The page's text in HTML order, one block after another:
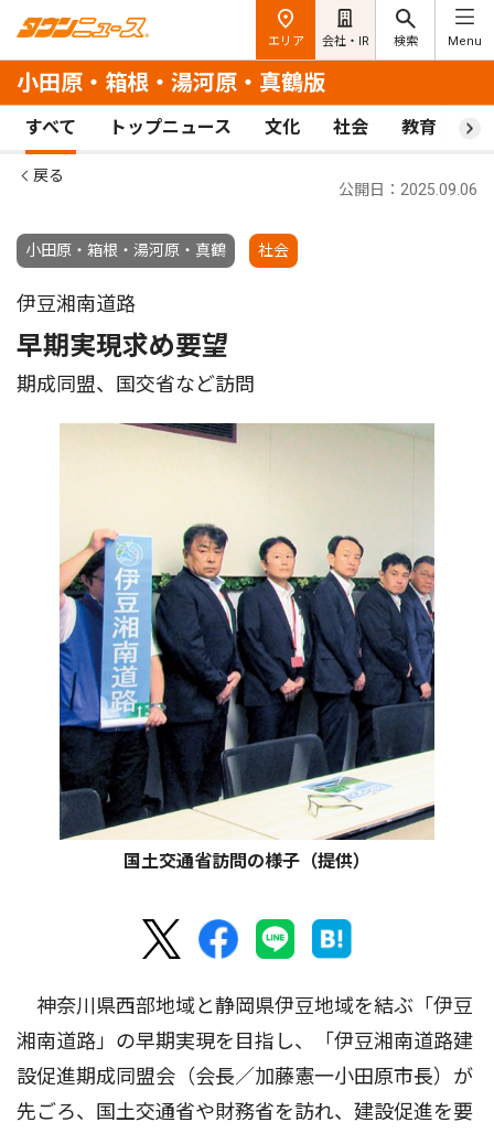
エリア 会社・IR 検索 Menu
小田原・箱根・湯河原・真鶴版
すべて トップニュース 文化 社会 教育 ス
戻る
小田原・箱根・湯河原・真鶴 社会
公開日：2025.09.06
伊豆湘南道路
早期実現求め要望
期成同盟、国交省など訪問
国土交通省訪問の様子（提供）
神奈川県西部地域と静岡県伊豆地域を結ぶ「伊豆
湘南道路」の早期実現を目指し、「伊豆湘南道路建
設促進期成同盟会（会長／加藤憲一小田原市長）が
先ごろ、国土交通省や財務省を訪れ、建設促進を要